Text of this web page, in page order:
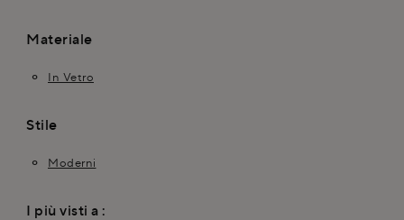
Materiale
In Vetro
Stile
Moderni
I più visti a :